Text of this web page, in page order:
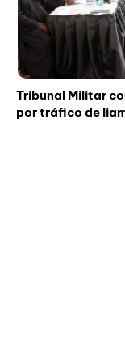
Tribunal Militar
por tráfico de